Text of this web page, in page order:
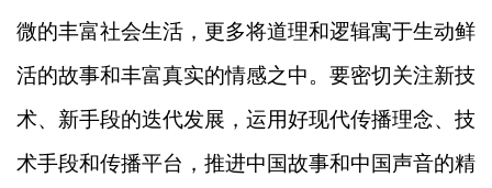
微的丰富社会生活，更多将道理和逻辑寓于生动鲜
活的故事和丰富真实的情感之中。要密切关注新技
术、新手段的迭代发展，运用好现代传播理念、技
术手段和传播平台，推进中国故事和中国声音的精